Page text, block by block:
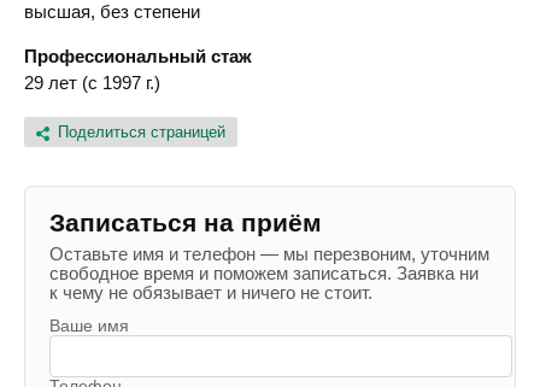
высшая, без степени
Профессиональный стаж
29 лет (с 1997 г.)
Поделиться страницей
Записаться на приём
Оставьте имя и телефон — мы перезвоним, уточним
свободное время и поможем записаться. Заявка ни
к чему не обязывает и ничего не стоит.
Ваше имя